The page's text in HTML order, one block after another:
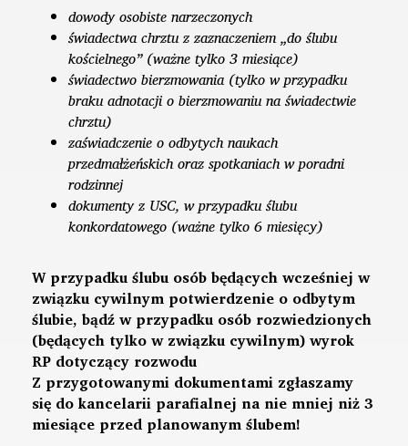
dowody osobiste narzeczonych
świadectwa chrztu z zaznaczeniem „do ślubu
kościelnego” (ważne tylko 3 miesiące)
świadectwo bierzmowania (tylko w przypadku
braku adnotacji o bierzmowaniu na świadectwie
chrztu)
zaświadczenie o odbytych naukach
przedmałżeńskich oraz spotkaniach w poradni
rodzinnej
dokumenty z USC, w przypadku ślubu
konkordatowego (ważne tylko 6 miesięcy)
W przypadku ślubu osób będących wcześniej w
związku cywilnym potwierdzenie o odbytym
ślubie, bądź w przypadku osób rozwiedzionych
(będących tylko w związku cywilnym) wyrok
RP dotyczący rozwodu
Z przygotowanymi dokumentami zgłaszamy
się do kancelarii parafialnej na nie mniej niż 3
miesiące przed planowanym ślubem!